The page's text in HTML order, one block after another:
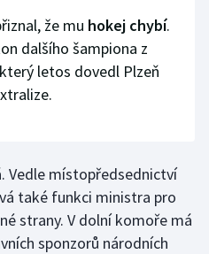
že mu hokej chybí.
dalšího šampiona z
letos dovedl Plzeň
Vedle místopředsednictví
také funkci ministra pro
strany. V dolní komoře má
sponzorů národních